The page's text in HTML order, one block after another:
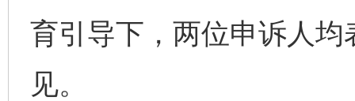
育引导下，两位申诉人
见。